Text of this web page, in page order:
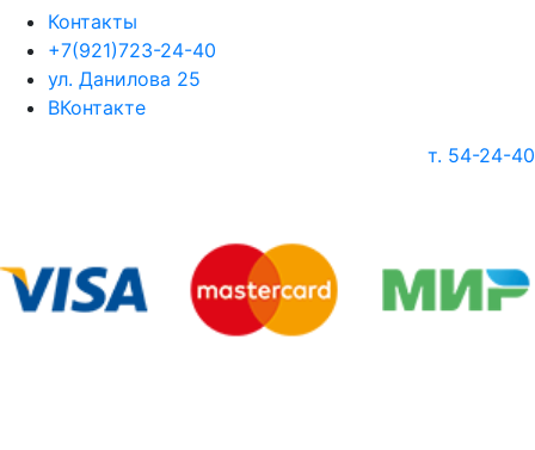
Контакты
+7(921)723-24-40
ул. Данилова 25
ВКонтакте
т. 54-24-40